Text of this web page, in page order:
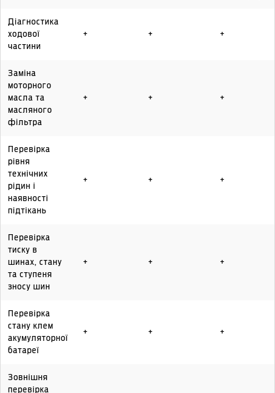
Діагностика
ходової
частини
+ + +
Заміна
моторного
масла та
масляного
фільтра
+ + +
Перевірка
рівня
технічних
рідин і
наявності
підтікань
+ + +
Перевірка
тиску в
шинах, стану
та ступеня
зносу шин
+ + +
Перевірка
стану клем
акумуляторної
батареї
+ + +
Зовнішня
перевірка